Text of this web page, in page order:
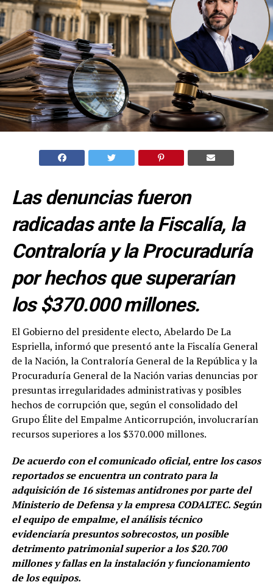
Las denuncias fueron
radicadas ante la Fiscalía, la
Contraloría y la Procuraduría
por hechos que superarían
los $370.000 millones.
El Gobierno del presidente electo, Abelardo De La
Espriella, informó que presentó ante la Fiscalía General
de la Nación, la Contraloría General de la República y la
Procuraduría General de la Nación varias denuncias por
presuntas irregularidades administrativas y posibles
hechos de corrupción que, según el consolidado del
Grupo Élite del Empalme Anticorrupción, involucrarían
recursos superiores a los $370.000 millones.
De acuerdo con el comunicado oficial, entre los casos
reportados se encuentra un contrato para la
adquisición de 16 sistemas antidrones por parte del
Ministerio de Defensa y la empresa CODALTEC. Según
el equipo de empalme, el análisis técnico
evidenciaría presuntos sobrecostos, un posible
detrimento patrimonial superior a los $20.700
millones y fallas en la instalación y funcionamiento
de los equipos.